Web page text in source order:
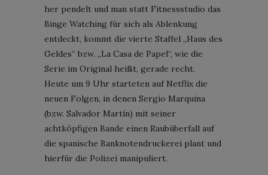
her pendelt und man statt Fitnessstudio das
Binge Watching für sich als Ablenkung
entdeckt, kommt die vierte Staffel „Haus des
Geldes“ bzw. „La Casa de Papel“, wie die
Serie im Original heißt, gerade recht.
Heute um 9 Uhr starteten auf Netflix die
neuen Folgen, in denen Sergio Marquina
(bzw. Salvador Martín) mit seiner
achtköpfigen Bande einen Raubüberfall auf
die spanische Banknotendruckerei plant und
hierfür die Polizei manipuliert.